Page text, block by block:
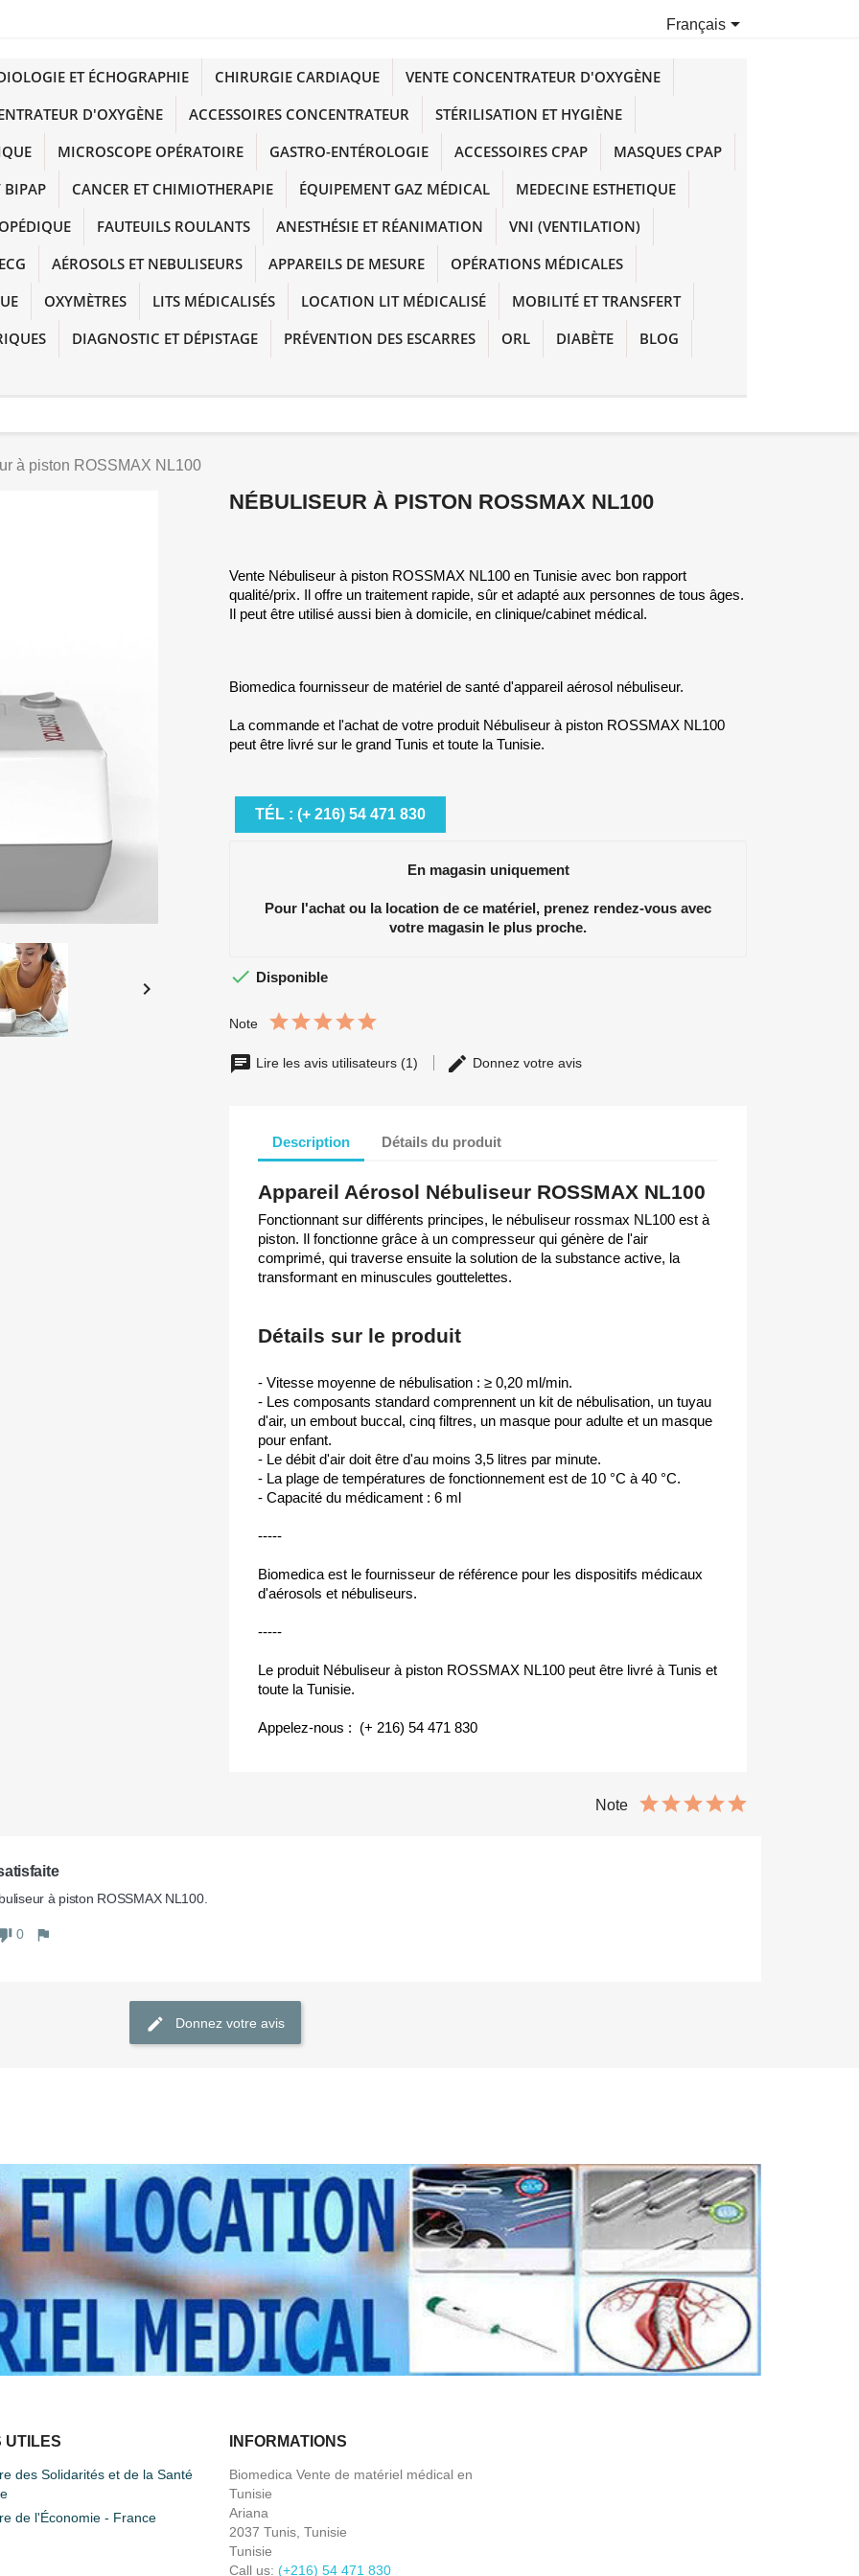
Français
ET ÉCHOGRAPHIE CHIRURGIE CARDIAQUE
VENTE CONCENTRATEUR D'OXYGÈNE
D'OXYGÈNE
ACCESSOIRES CONCENTRATEUR
STÉRILISATION ET HYGIÈNE
MICROSCOPE OPÉRATOIRE GASTRO-ENTÉROLOGIE ACCESSOIRES CPAP
MASQUES CPAP
BIPAP
CANCER ET CHIMIOTHERAPIE ÉQUIPEMENT GAZ MÉDICAL
MEDECINE ESTHETIQUE
FAUTEUILS ROULANTS ANESTHÉSIE ET RÉANIMATION
VNI (VENTILATION)
AÉROSOLS ET NEBULISEURS APPAREILS DE MESURE
OPÉRATIONS MÉDICALES
OXYMÈTRES LITS MÉDICALISÉS LOCATION LIT MÉDICALISÉ
MOBILITÉ ET TRANSFERT
DIAGNOSTIC ET DÉPISTAGE PRÉVENTION DES ESCARRES ORL DIABÈTE BLOG
à piston ROSSMAX NL100

NÉBULISEUR À PISTON ROSSMAX NL100
Vente Nébuliseur à piston ROSSMAX NL100 en Tunisie avec bon rapport
qualité/prix. Il offre un traitement rapide, sûr et adapté aux personnes de tous âges.
Il peut être utilisé aussi bien à domicile, en clinique/cabinet médical.
Biomedica fournisseur de matériel de santé d'appareil aérosol nébuliseur.
La commande et l'achat de votre produit Nébuliseur à piston ROSSMAX NL100
peut être livré sur le grand Tunis et toute la Tunisie.
TÉL : (+ 216) 54 471 830
En magasin uniquement
Pour l'achat ou la location de ce matériel, prenez rendez-vous avec
votre magasin le plus proche.
 Disponible
Note
Lire les avis utilisateurs (1) Donnez votre avis
Description Détails du produit
Appareil Aérosol Nébuliseur ROSSMAX NL100
Fonctionnant sur différents principes, le nébuliseur rossmax NL100 est à
piston. Il fonctionne grâce à un compresseur qui génère de l'air
comprimé, qui traverse ensuite la solution de la substance active, la
transformant en minuscules gouttelettes.
Détails sur le produit
- Vitesse moyenne de nébulisation : ≥ 0,20 ml/min.
- Les composants standard comprennent un kit de nébulisation, un tuyau
d'air, un embout buccal, cinq filtres, un masque pour adulte et un masque
pour enfant.
- Le débit d'air doit être d'au moins 3,5 litres par minute.
- La plage de températures de fonctionnement est de 10 °C à 40 °C.
- Capacité du médicament : 6 ml
-----
Biomedica est le fournisseur de référence pour les dispositifs médicaux
d'aérosols et nébuliseurs.
-----
Le produit Nébuliseur à piston ROSSMAX NL100 peut être livré à Tunis et
toute la Tunisie.
Appelez-nous : (+ 216) 54 471 830
Note
à piston ROSSMAX NL100.
0
Donnez votre avis
UTILES
des Solidarités et de la Santé
de l'Économie - France
INFORMATIONS
Biomedica Vente de matériel médical en
Tunisie
Ariana
2037 Tunis, Tunisie
Tunisie
Call us: (+216) 54 471 830